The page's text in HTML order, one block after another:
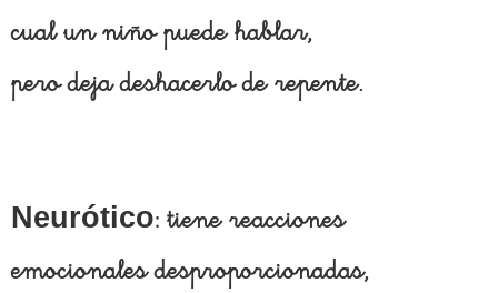
cual un niño puede hablar,
pero deja deshacerlo de repente.
Neurótico: tiene reacciones
emocionales desproporcionadas,